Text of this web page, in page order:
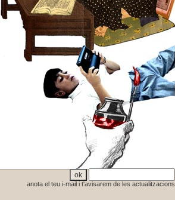
anota el teu i-mail i t'avisarem de les actualitzacions